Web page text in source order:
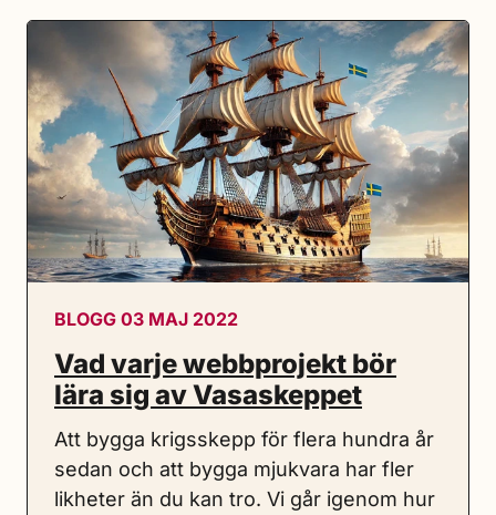
BLOGG 03 MAJ 2022
Vad varje webbprojekt bör
lära sig av Vasaskeppet
Att bygga krigsskepp för flera hundra år
sedan och att bygga mjukvara har fler
likheter än du kan tro. Vi går igenom hur